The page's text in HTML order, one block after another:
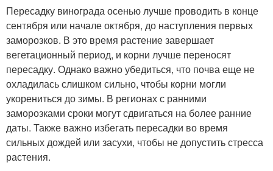
Пересадку винограда осенью лучше проводить в конце
сентября или начале октября, до наступления первых
заморозков. В это время растение завершает
вегетационный период, и корни лучше переносят
пересадку. Однако важно убедиться, что почва еще не
охладилась слишком сильно, чтобы корни могли
укорениться до зимы. В регионах с ранними
заморозками сроки могут сдвигаться на более ранние
даты. Также важно избегать пересадки во время
сильных дождей или засухи, чтобы не допустить стресса
растения.